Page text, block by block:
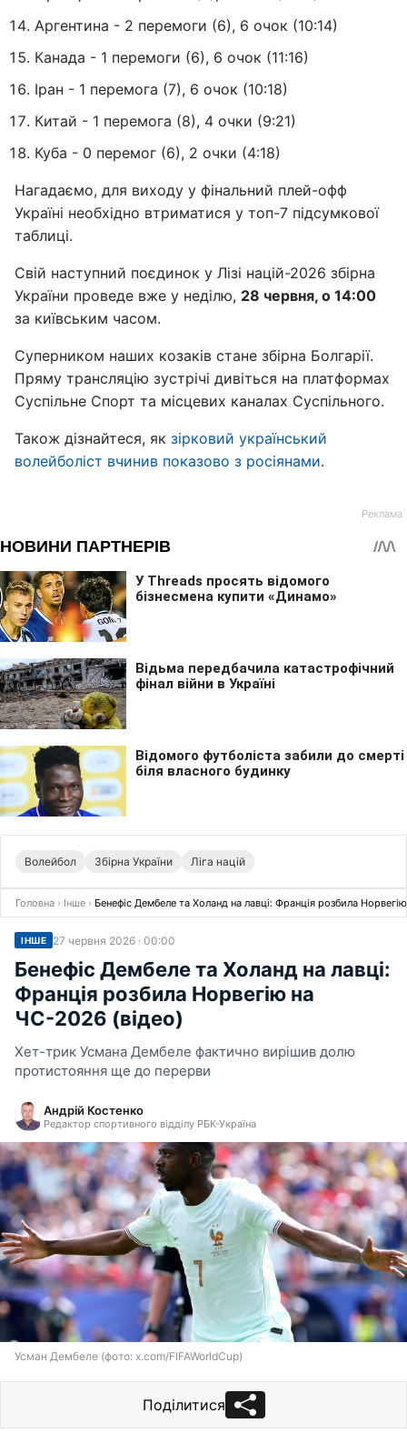
Аргентина - 2 перемоги (6), 6 очок (10:14)
Канада - 1 перемоги (6), 6 очок (11:16)
Іран - 1 перемога (7), 6 очок (10:18)
Китай - 1 перемога (8), 4 очки (9:21)
Куба - 0 перемог (6), 2 очки (4:18)
Нагадаємо, для виходу у фінальний плей-офф
Україні необхідно втриматися у топ-7 підсумкової
таблиці.
Свій наступний поєдинок у Лізі націй-2026 збірна
України проведе вже у неділю, 28 червня, о 14:00
за київським часом.
Суперником наших козаків стане збірна Болгарії.
Пряму трансляцію зустрічі дивіться на платформах
Суспільне Спорт та місцевих каналах Суспільного.
Також дізнайтеся, як зірковий український
волейболіст вчинив показово з росіянами.
Волейбол Збірна України Ліга націй
Головна › Інше › Бенефіс Дембеле та Холанд на лавці: Франція розбила
ІНШЕ 27 червня 2026 · 00:00
Бенефіс Дембеле та Холанд на лавці:
Франція розбила Норвегію на
ЧС-2026 (відео)
Хет-трик Усмана Дембеле фактично вирішив долю
протистояння ще до перерви
Андрій Костенко
Редактор спортивного відділу РБК-Україна
Усман Дембеле (фото: x.com/FIFAWorldCup)
Поділитися